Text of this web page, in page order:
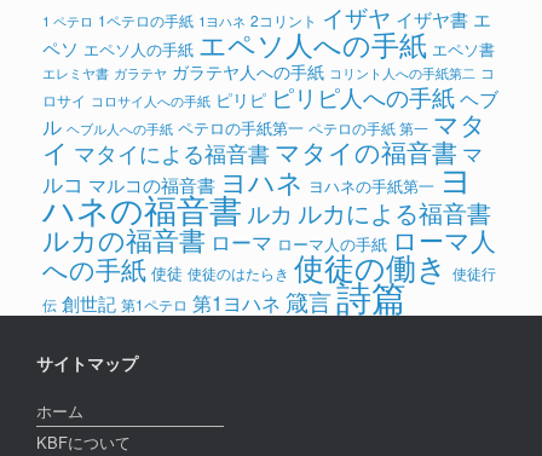
1 ペテロ 1ペテロの手紙 1ヨハネ 2コリント イザヤ イザヤ書 エ
ペソ エペソ人の手紙 エペソ人への手紙 エペソ書
エレミヤ書 ガラテヤ ガラテヤ人への手紙 コリント人への手紙第二 コ
ロサイ コロサイ人への手紙 ピリピ ピリピ人への手紙ヘブ
ル ヘブル人への手紙 ペテロの手紙第一 ペテロの手紙 第一 マタ
イ マタイによる福音書 マタイの福音書 マ
ルコ マルコの福音書 ヨハネ ヨハネの手紙第一 ヨ
ハネの福音書 ルカ ルカによる福音書
ルカの福音書 ローマ ローマ人の手紙 ローマ人
への手紙 使徒 使徒のはたらき 使徒の働き 使徒行
伝 創世記 第1ペテロ 第1ヨハネ 箴言詩篇
サイトマップ
ホーム
KBFについて